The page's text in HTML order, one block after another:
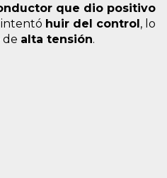
que dio positivo
huir del control, lo
alta tensión.